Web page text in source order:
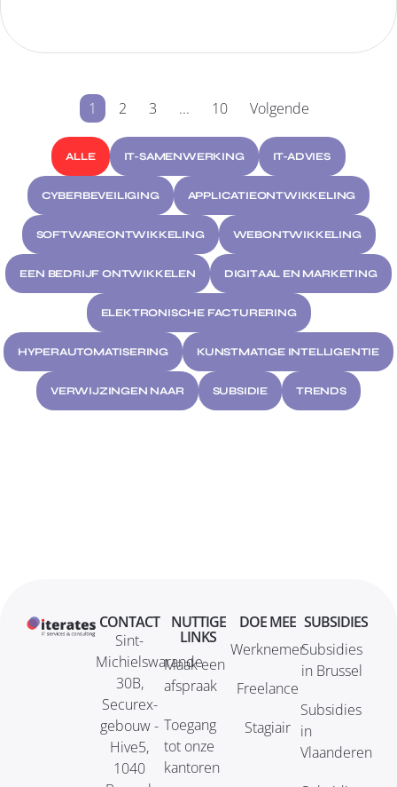
1 2 3 ... 10 Volgende
ALLE IT-SAMENWERKING IT-ADVIES
CYBERBEVEILIGING APPLICATIEONTWIKKELING
SOFTWAREONTWIKKELING WEBONTWIKKELING
EEN BEDRIJF ONTWIKKELEN DIGITAAL EN MARKETING
ELEKTRONISCHE FACTURERING
HYPERAUTOMATISERING KUNSTMATIGE INTELLIGENTIE
VERWIJZINGEN NAAR SUBSIDIE TRENDS
CONTACT
Sint-
Michielswarande
30B,
Securex-
gebouw -
Hive5,
1040
NUTTIGE
LINKS
Maak een
afspraak
Toegang
tot onze
kantoren
DOE MEE
Werknemer
Freelance
Stagiair
SUBSIDIES
Subsidies
in Brussel
Subsidies
in
Vlaanderen